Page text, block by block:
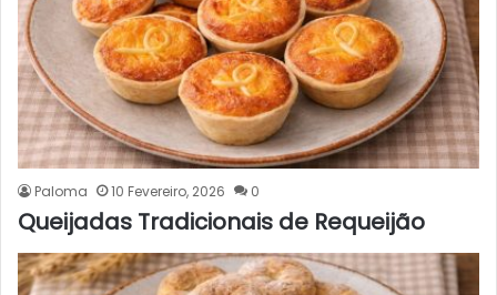
Paloma 10 Fevereiro, 2026 0
Queijadas Tradicionais de Requeijão